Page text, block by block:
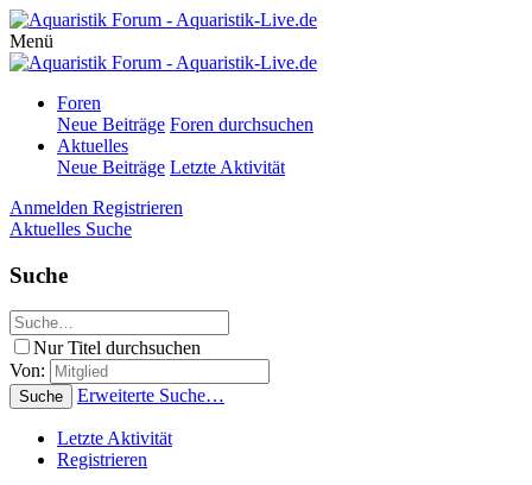
Menü
Foren
Neue Beiträge Foren durchsuchen
Aktuelles
Neue Beiträge Letzte Aktivität
Anmelden Registrieren
Aktuelles Suche
Suche
Nur Titel durchsuchen
Von:
Suche Erweiterte Suche…
Letzte Aktivität
Registrieren